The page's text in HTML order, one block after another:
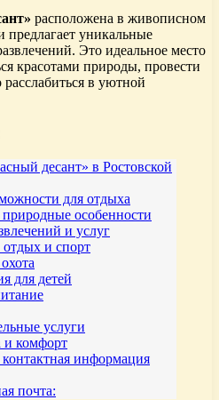
расположена в живописном
предлагает уникальные
Это идеальное место
красотами природы, провести
в уютной
десант» в Ростовской
для отдыха
особенности
и услуг
и спорт
для детей
услуги
и комфорт
информация
почта: